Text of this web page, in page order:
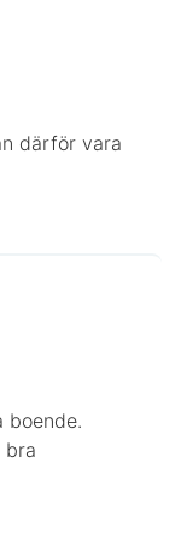
därför vara
boende.
bra